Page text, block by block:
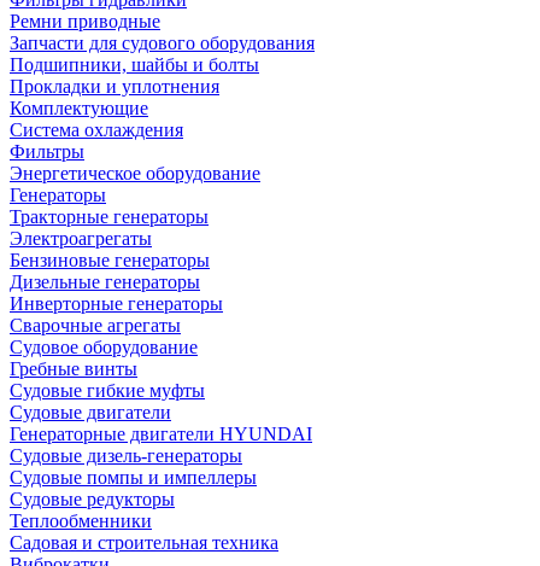
Ремни приводные
Запчасти для судового оборудования
Подшипники, шайбы и болты
Прокладки и уплотнения
Комплектующие
Система охлаждения
Фильтры
Энергетическое оборудование
Генераторы
Тракторные генераторы
Электроагрегаты
Бензиновые генераторы
Дизельные генераторы
Инверторные генераторы
Сварочные агрегаты
Судовое оборудование
Гребные винты
Судовые гибкие муфты
Судовые двигатели
Генераторные двигатели HYUNDAI
Судовые дизель-генераторы
Судовые помпы и импеллеры
Судовые редукторы
Теплообменники
Садовая и строительная техника